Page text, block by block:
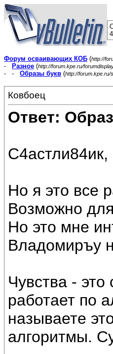
Форум осваивающих КОБ (http://
-
Разное (http://forum.kpe.ru/
- - Образы букв (http://forum.kpe.ru/
Ковбоец
Ответ:
Но я это все
Возможно
Но это мне
Владомиръу
Чувства -
работает по
называете
алгоритмы.